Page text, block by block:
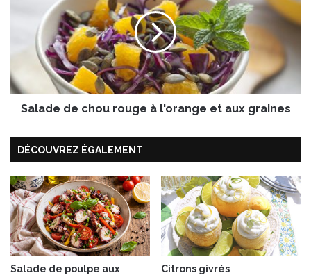
a
m
d
s
n
a
t
u
r
e
s
e
c
u
u
g
e
à
l
'
o
Salade de chou rouge à l'orange et aux graines
DÉCOUVREZ ÉGALEMENT
Salade de poulpe aux
Citrons givrés